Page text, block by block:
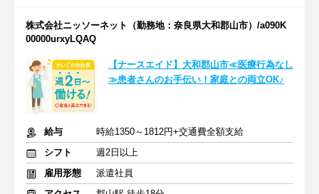
株式会社ニッソーネット（勤務地：奈良県大和郡山市）/a090K
00000urxyLQAQ
【ナースエイド】大和郡山市≪医療行為なし
≫患者さんのお手伝い！家庭との両立OK♪
給与
時給1350～1812円+交通費全額支給
シフト
週2日以上
雇用形態
派遣社員